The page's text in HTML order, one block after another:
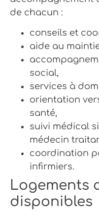
de chacun :
conseils et
aide au
social,
services à
orientation
santé,
suivi médical
médecin
coordination
infirmiers.
Logements
disponibles